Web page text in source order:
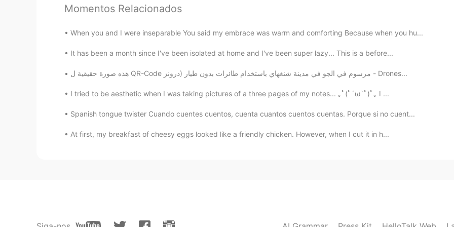
CN EN
生快哦🎂💐🌸🎉🎁
Jenny 2020.07.26 14:34
Michelle 2020.07.26 14:22
Happy birthday😃
Momentos Relacionados
When you and I were inseparable You said my embrace was warm and comforting Because when you hu...
It has been a month since I've been isolated at home and I've been super lazy... This is a before...
هذه صورة حقيقية ل QR-Code مرسوم في الجو في مدينة شنغهاي باستخدام طائرات بدون طيار (درونز - Drones...
I tried to be aesthetic when I was taking pictures of a three pages of my notes... ｡ﾟ(ﾟ´ω`ﾟ)ﾟ｡ I ...
Spanish tongue twister Cuando cuentes cuentos, cuenta cuantos cuentos cuentas. Porque si no cuent...
At first, my breakfast of cheesy eggs looked like a friendly chicken. However, when I cut it in h...